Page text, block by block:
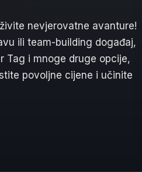
nevjerovatne avanture!
ili team-building događaj,
Tag i mnoge druge opcije,
povoljne cijene i učinite